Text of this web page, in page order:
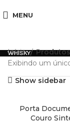
MENU
WHISKY
Início
Exibindo um
Show sidebar
Porta
Couro